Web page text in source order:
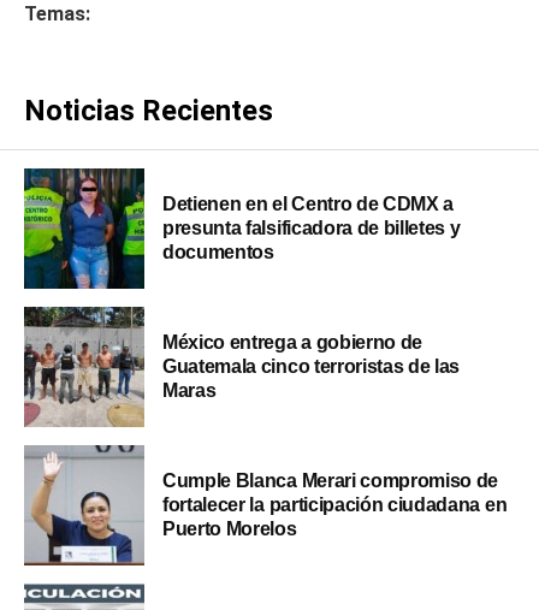
Temas:
Noticias Recientes
Detienen en el Centro de CDMX a
presunta falsificadora de billetes y
documentos
México entrega a gobierno de
Guatemala cinco terroristas de las
Maras
Cumple Blanca Merari compromiso de
fortalecer la participación ciudadana en
Puerto Morelos